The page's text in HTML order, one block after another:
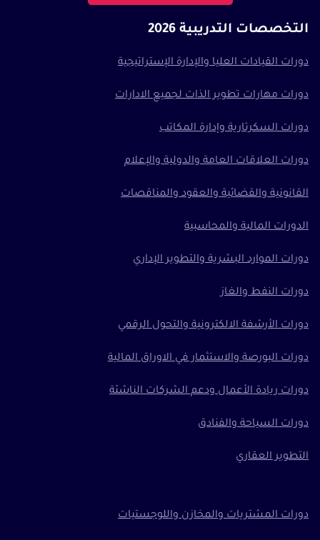
التخصصات التدريبية 2026
دورات القيادات العليا والإدارة الإستراتيجية
دورات مهارات تطوير الذات لجميع الادارات
دورات السكرتارية وإدارة المكاتب
دورات العلاقات العامة والدولية والإعلام
القانونية والقضائية والعقود والمناقصات
الدورات المالية والمحاسبية
دورات الموارد البشرية والتطوير الإداري
دورات النفط والغاز
دورات الأرشفة الالكترونية والتحول الرقمي
دورات البورصة والاستثمار في الاوراق المالية
دورات ريادة الأعمال ودعم الشركات الناشئة
دورات السياحة والفنادق
التطوير العقاري
دورات المشتريات والمخازن واللوجستيات